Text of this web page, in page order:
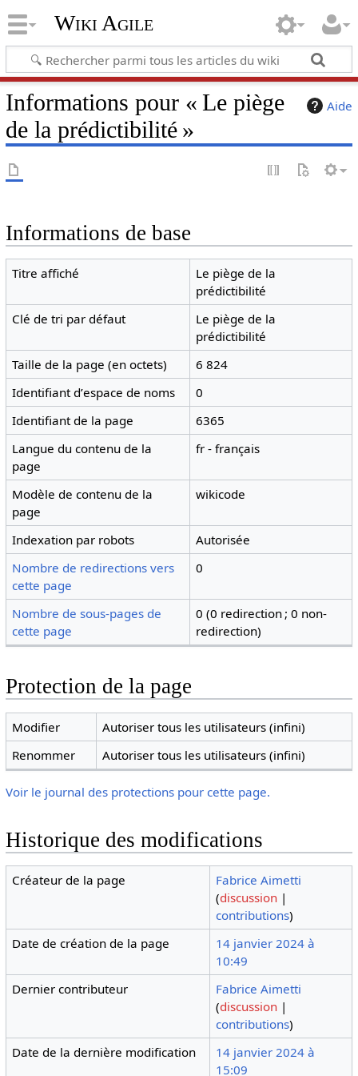
Wiki Agile
Aide
Informations pour « Le piège
de la prédictibilité »
Informations de base
Titre affiché
Le piège de la
prédictibilité
Clé de tri par défaut
Le piège de la
prédictibilité
Taille de la page (en octets)
6 824
Identifiant dʼespace de noms
0
Identifiant de la page
6365
Langue du contenu de la
page
fr - français
Modèle de contenu de la
page
wikicode
Indexation par robots
Autorisée
Nombre de redirections vers
cette page
0
Nombre de sous-pages de
cette page
0 (0 redirection ; 0 non-
redirection)
Protection de la page
Modifier
Autoriser tous les utilisateurs (infini)
Renommer
Autoriser tous les utilisateurs (infini)
Voir le journal des protections pour cette page.
Historique des modifications
Créateur de la page
Fabrice Aimetti
(discussion |
contributions)
Date de création de la page
14 janvier 2024 à
10:49
Dernier contributeur
Fabrice Aimetti
(discussion |
contributions)
Date de la dernière modification
14 janvier 2024 à
15:09